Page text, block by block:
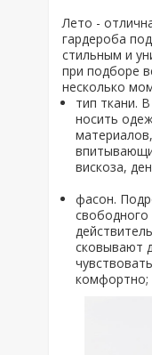
Лето -
гардероба
стильным и
при подборе
несколько
тип ткани.
носить
вискоза,
фасон.
свободного
сковывают
комфортно;